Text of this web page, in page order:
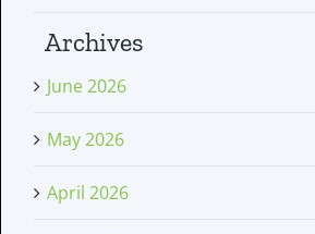
Archives
June 2026
May 2026
April 2026